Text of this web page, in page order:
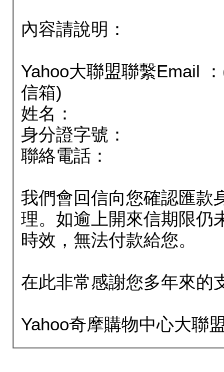
內容請說明：
Yahoo大聯盟聯繫Email
信箱)
姓名：
身分證字號：
聯絡電話：
我們會回信向您確認匯款
理。如逾上開來信期限仍
時效，無法付款給您。
在此非常感謝您多年來的
Yahoo奇摩購物中心大